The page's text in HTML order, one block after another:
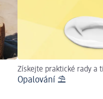
Získejte praktické rady a
Opalování ⛱